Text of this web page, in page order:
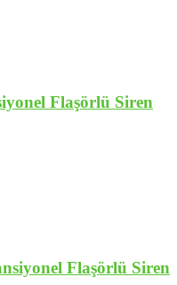
Flaşörlü Siren
Flaşörlü Siren